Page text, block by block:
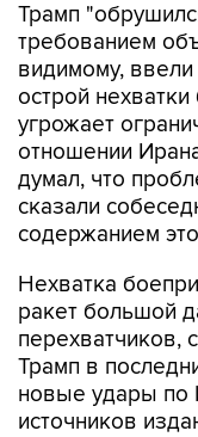
Трамп
требованием
видимому,
острой
угрожает
отношении
думал, что
сказали
содержанием
Нехватка
ракет большой
перехватчиков,
Трамп в
новые удары по
источников